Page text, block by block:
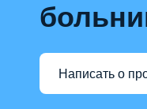
Написать о